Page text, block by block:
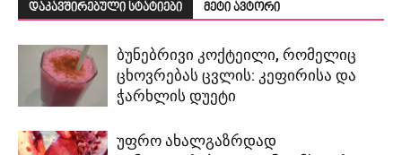
დაკავშირებული სტატიები მეტი ავტორი
ბუნებრივი კოქტეილი, რომელიც
ცხოვრებას ცვლის: კეფირისა და
ჭარხლის დუეტი
უფრო ახალგაზრდად